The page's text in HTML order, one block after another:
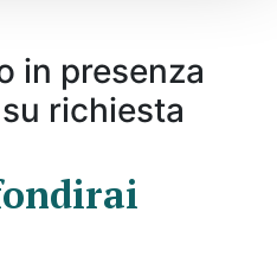
in presenza
richiesta